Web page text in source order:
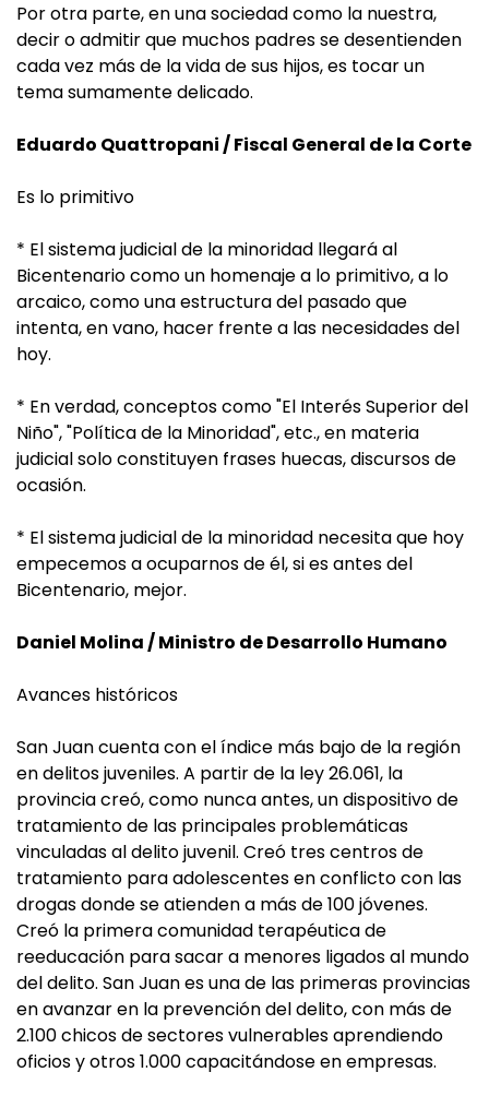
Por otra parte, en una sociedad como la nuestra,
decir o admitir que muchos padres se desentienden
cada vez más de la vida de sus hijos, es tocar un
tema sumamente delicado.
Eduardo Quattropani / Fiscal General de la Corte
Es lo primitivo
* El sistema judicial de la minoridad llegará al
Bicentenario como un homenaje a lo primitivo, a lo
arcaico, como una estructura del pasado que
intenta, en vano, hacer frente a las necesidades del
hoy.
* En verdad, conceptos como "El Interés Superior del
Niño", "Política de la Minoridad", etc., en materia
judicial solo constituyen frases huecas, discursos de
ocasión.
* El sistema judicial de la minoridad necesita que hoy
empecemos a ocuparnos de él, si es antes del
Bicentenario, mejor.
Daniel Molina / Ministro de Desarrollo Humano
Avances históricos
San Juan cuenta con el índice más bajo de la región
en delitos juveniles. A partir de la ley 26.061, la
provincia creó, como nunca antes, un dispositivo de
tratamiento de las principales problemáticas
vinculadas al delito juvenil. Creó tres centros de
tratamiento para adolescentes en conflicto con las
drogas donde se atienden a más de 100 jóvenes.
Creó la primera comunidad terapéutica de
reeducación para sacar a menores ligados al mundo
del delito. San Juan es una de las primeras provincias
en avanzar en la prevención del delito, con más de
2.100 chicos de sectores vulnerables aprendiendo
oficios y otros 1.000 capacitándose en empresas.